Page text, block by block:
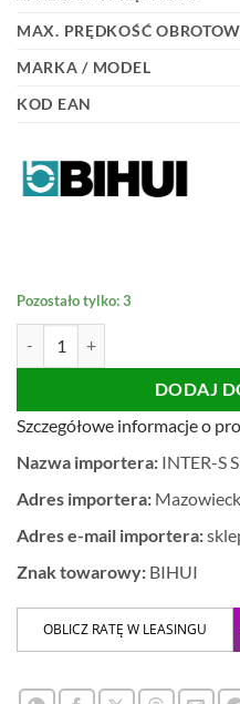
MAX. PRĘDKOŚĆ
MARKA / MODEL
KOD EAN
Pozostało tylko: 3
DODAJ
Szczegółowe informacje o
Nazwa importera: INTER-S
Adres importera:
Adres e-mail importera:
Znak towarowy: BIHUI